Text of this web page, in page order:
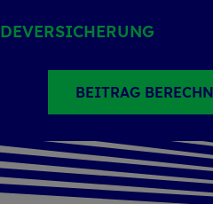
BEITRAG